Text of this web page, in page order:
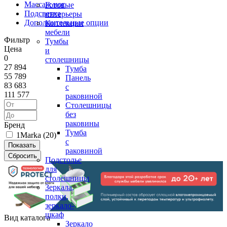
Готовые
интерьеры
Коллекции
мебели
Тумбы
и
столешницы
Тумба
Панель
с
раковиной
Столешницы
без
раковины
Тумба
с
раковиной
Подстолье
для
столешницы
Зеркала,
полки,
зеркало-
шкаф
Зеркало
Массаж ног
Подсветка
Дополнительные опции
Фильтр
Цена
0
27 894
55 789
83 683
111 577
Бренд
1Marka (20)
Вид каталога